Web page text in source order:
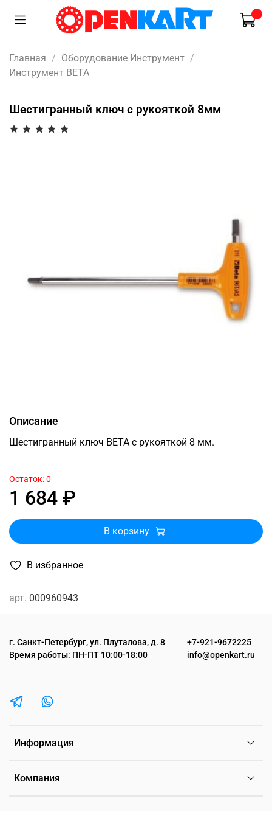
Главная
Оборудование Инструмент
Инструмент BETA
Шестигранный ключ с рукояткой 8мм
В избранное
арт. 000960943
Описание
Шестигранный ключ BETA с рукояткой 8 мм.
1 684 ₽
Остаток: 0
В корзину
Информация
Компания
г. Санкт-Петербург, ул. Плуталова, д. 8
Время работы: ПН-ПТ 10:00-18:00
+7-921-9672225
info@openkart.ru